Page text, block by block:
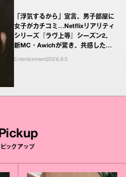
「浮気するから」宣言、男子部屋に
女子がカチコミ…Netflixリアリティ
シリーズ『ラヴ上等』シーズン2、
新MC・Awichが驚き、共感したヤ
ンキーたちの本気の恋模様
Entertainment2026.8.5
Pickup
ピックアップ